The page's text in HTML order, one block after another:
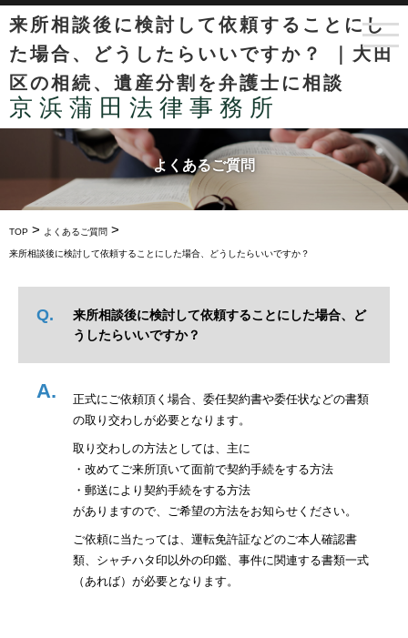
来所相談後に検討して依頼することにし
た場合、どうしたらいいですか？ ｜大田
区の相続、遺産分割を弁護士に相談
京浜蒲田法律事務所
よくあるご質問
TOP > よくあるご質問 >
来所相談後に検討して依頼することにした場合、どうしたらいいですか？
来所相談後に検討して依頼することにした場合、ど
うしたらいいですか？
正式にご依頼頂く場合、委任契約書や委任状などの書類
の取り交わしが必要となります。
取り交わしの方法としては、主に
・改めてご来所頂いて面前で契約手続をする方法
・郵送により契約手続をする方法
がありますので、ご希望の方法をお知らせください。
ご依頼に当たっては、運転免許証などのご本人確認書
類、シャチハタ印以外の印鑑、事件に関連する書類一式
（あれば）が必要となります。